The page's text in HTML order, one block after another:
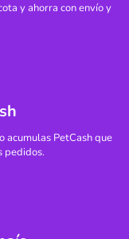
y ahorra con envío y
acumulas PetCash que
pedidos.